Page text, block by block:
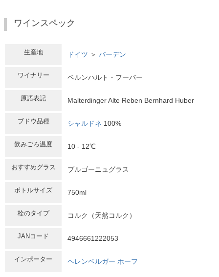
ワインスペック
生産地 ドイツ ＞ バーデン
ワイナリー ベルンハルト・フーバー
原語表記 Malterdinger Alte Reben Bernhard Huber
ブドウ品種 シャルドネ 100%
飲みごろ温度 10 - 12℃
おすすめグラス ブルゴーニュグラス
ボトルサイズ 750ml
栓のタイプ コルク（天然コルク）
JANコード 4946661222053
インポーター ヘレンベルガー ホーフ